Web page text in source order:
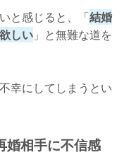
と感じると、「結婚
しい 」と無難な道を
幸にしてしまうとい
相手に不信感